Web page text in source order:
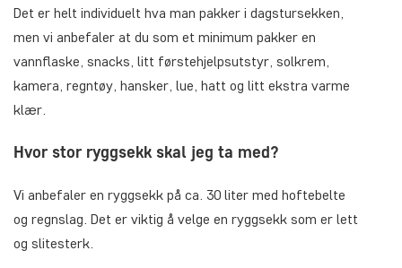
Det er helt individuelt hva man pakker i dagstursekken,
men vi anbefaler at du som et minimum pakker en
vannflaske, snacks, litt førstehjelpsutstyr, solkrem,
kamera, regntøy, hansker, lue, hatt og litt ekstra varme
klær.
Hvor stor ryggsekk skal jeg ta med?
Vi anbefaler en ryggsekk på ca. 30 liter med hoftebelte
og regnslag. Det er viktig å velge en ryggsekk som er lett
og slitesterk.